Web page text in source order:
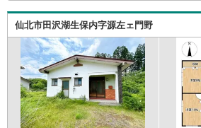
仙北市田沢湖生保内字源左ェ門野